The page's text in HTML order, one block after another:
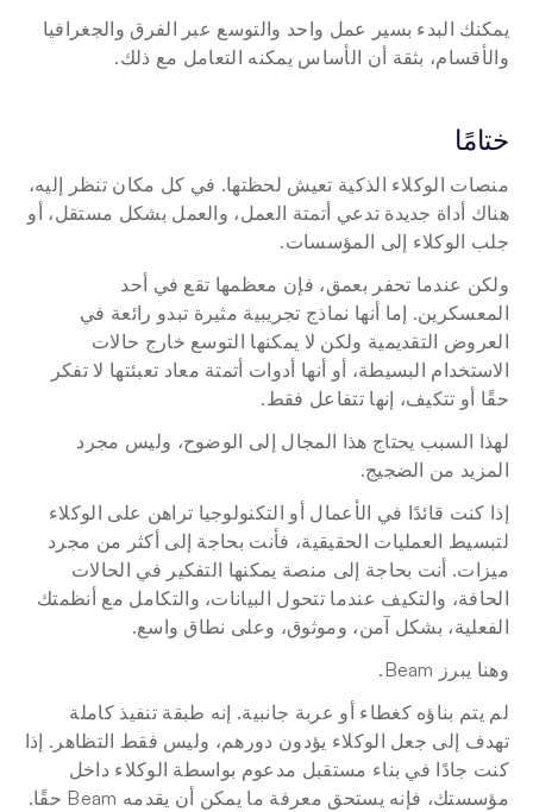
والأقسام، بثقة أن الأساس يمكنه التعامل مع ذلك.
ختامًا
جلب الوكلاء إلى المؤسسات.
حقًا أو تتكيف، إنها تتفاعل فقط.
المزيد من الضجيج.
الفعلية، بشكل آمن، وموثوق، وعلى نطاق واسع.
وهنا يبرز Beam.
مؤسستك، فإنه يستحق معرفة ما يمكن أن يقدمه Beam حقًا.